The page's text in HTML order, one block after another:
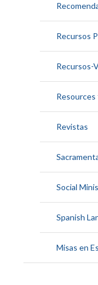
Recursos
Recursos-
Revistas
Social
Spanish
Misas en